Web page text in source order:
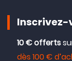
Produit
pour l'instant
( 02/04/21 )
Inscrivez-
10 € offerts
dès 100 €